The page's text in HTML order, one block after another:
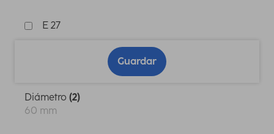
E 27
Guardar
Diámetro (2)
60 mm